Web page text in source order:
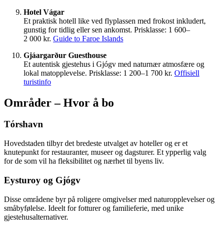
Hotel Vágar
Et praktisk hotell like ved flyplassen med frokost inkludert,
gunstig for tidlig eller sen ankomst. Prisklasse: 1 600–
2 000 kr. Guide to Faroe Islands
Gjáargarður Guesthouse
Et autentisk gjestehus i Gjógv med naturnær atmosfære og
lokal matopplevelse. Prisklasse: 1 200–1 700 kr. Offisiell
turistinfo
Områder – Hvor å bo
Tórshavn
Hovedstaden tilbyr det bredeste utvalget av hoteller og er et
knutepunkt for restauranter, museer og dagsturer. Et ypperlig valg
for de som vil ha fleksibilitet og nærhet til byens liv.
Eysturoy og Gjógv
Disse områdene byr på roligere omgivelser med naturopplevelser og
småbyfølelse. Ideelt for fotturer og familieferie, med unike
gjestehusalternativer.